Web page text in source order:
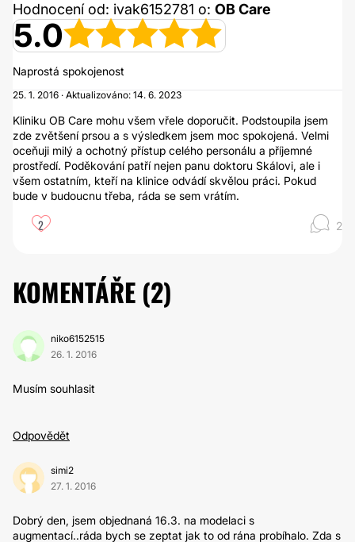
Hodnocení od: ivak6152781 o: OB Care
5.0
Naprostá spokojenost
25. 1. 2016 · Aktualizováno: 14. 6. 2023
Kliniku OB Care mohu všem vřele doporučit. Podstoupila jsem
zde zvětšení prsou a s výsledkem jsem moc spokojená. Velmi
oceňuji milý a ochotný přístup celého personálu a příjemné
prostředí. Poděkování patří nejen panu doktoru Skálovi, ale i
všem ostatním, kteří na klinice odvádí skvělou práci. Pokud
bude v budoucnu třeba, ráda se sem vrátím.
2 2
KOMENTÁŘE (2)
niko6152515
26. 1. 2016
Musím souhlasit
Odpovědět
simi2
27. 1. 2016
Dobrý den, jsem objednaná 16.3. na modelaci s
augmentací..ráda bych se zeptat jak to od rána probíhalo. Zda s